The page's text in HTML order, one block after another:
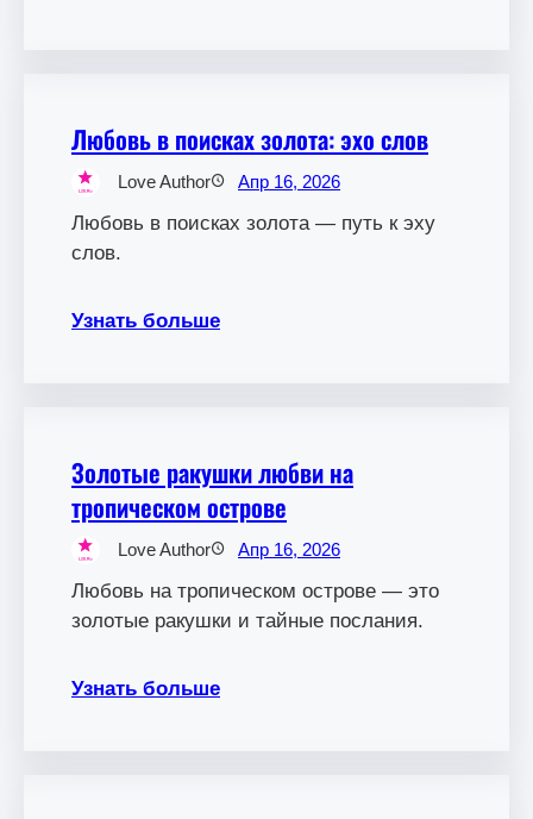
Любовь в поисках золота: эхо слов
Love Author Апр 16, 2026
Любовь в поисках золота — путь к эху
слов.
Узнать больше
Золотые ракушки любви на
тропическом острове
Love Author Апр 16, 2026
Любовь на тропическом острове — это
золотые ракушки и тайные послания.
Узнать больше